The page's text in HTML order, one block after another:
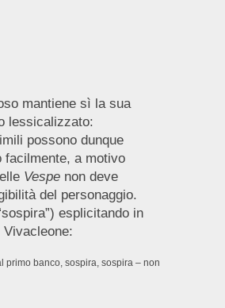
mantiene sì la sua
lessicalizzato:
possono dunque
facilmente, a motivo
Vespenon deve
del personaggio.
esplicitando in
Vivacleone:
primo banco, sospira, sospira – non